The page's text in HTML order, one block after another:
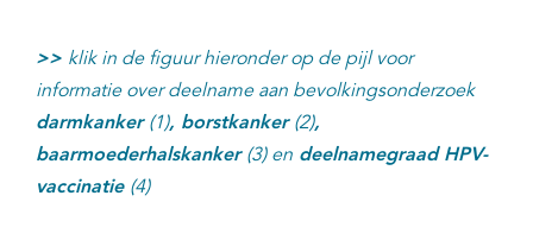
>> klik in de figuur hieronder op de pijl voor
informatie over deelname aan bevolkingsonderzoek
darmkanker (1), borstkanker (2),
baarmoederhalskanker (3) en deelnamegraad HPV-
vaccinatie (4)